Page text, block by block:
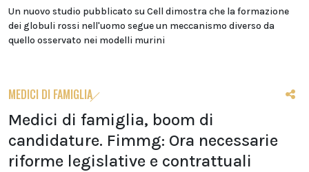
Un nuovo studio pubblicato su Cell dimostra che la formazione
dei globuli rossi nell'uomo segue un meccanismo diverso da
quello osservato nei modelli murini
MEDICI DI FAMIGLIA
Medici di famiglia, boom di
candidature. Fimmg: Ora necessarie
riforme legislative e contrattuali